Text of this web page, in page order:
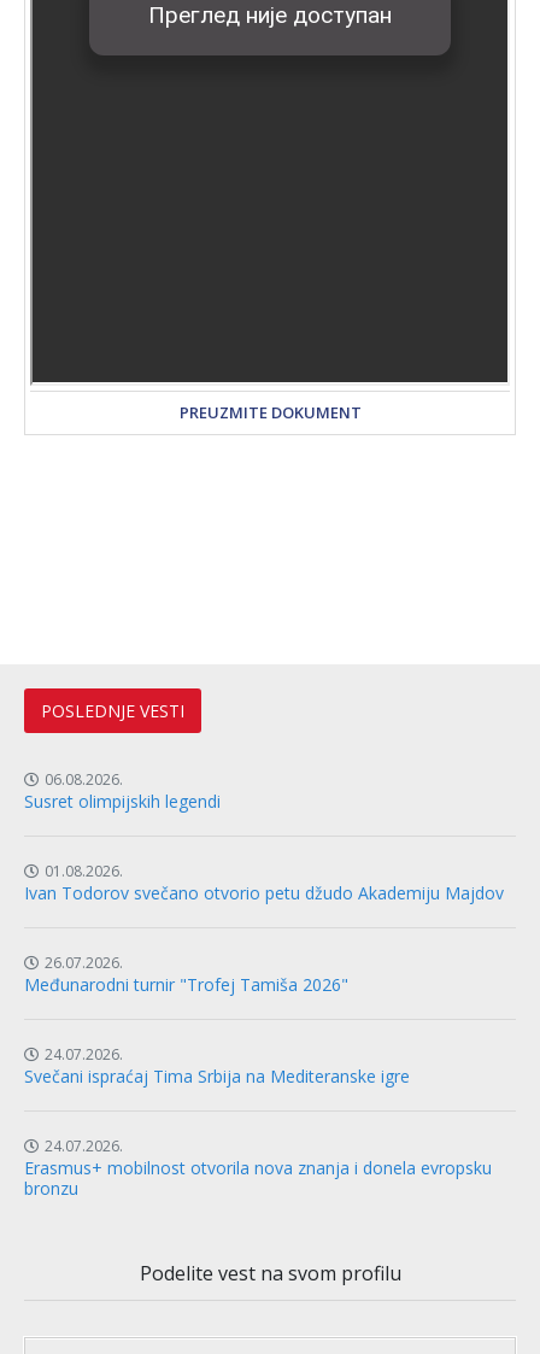
PREUZMITE DOKUMENT
POSLEDNJE VESTI
06.08.2026.
Susret olimpijskih legendi
01.08.2026.
Ivan Todorov svečano otvorio petu džudo Akademiju Majdov
26.07.2026.
Međunarodni turnir "Trofej Tamiša 2026"
24.07.2026.
Svečani ispraćaj Tima Srbija na Mediteranske igre
24.07.2026.
Erasmus+ mobilnost otvorila nova znanja i donela evropsku
bronzu
Podelite vest na svom profilu